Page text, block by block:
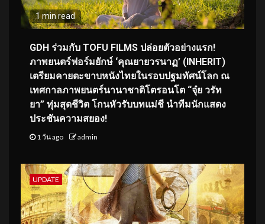
1 min read
GDH ร่วมกับ TOFU FILMS ปล่อยตัวอย่างแรก!
ภาพยนตร์ฟอร์มยักษ์ ‘คุณยายวรนาฏ’ (INHERIT)
เตรียมคายตะขาบหนังไทยในรอบปฐมทัศน์โลก ณ
เทศกาลภาพยนตร์นานาชาติโตรอนโต “จุ๋ย วรัท
ยา” ทุ่มสุดชีวิต โกนหัวรับบทแม่ชี นำทีมนักแสดง
ประชันความสยอง!
1 วัน ago admin
UPDATE